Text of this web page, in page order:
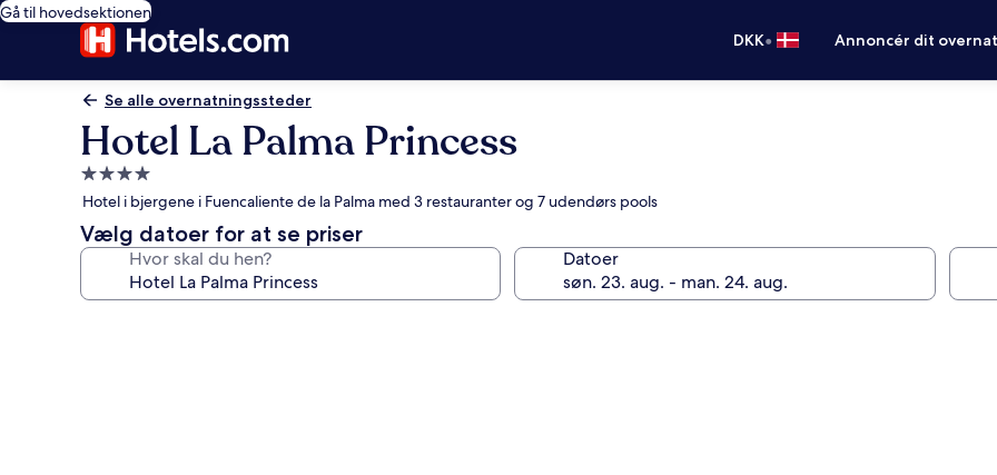
Gå til hovedsektionen
DKK• Annoncér dit
Se alle overnatningssteder
Hotel La Palma Princess
4.0-
stjernet
overnatningssted
Hotel i bjergene i Fuencaliente de la Palma med 3 restauranter og 7 udendørs pools
Vælg datoer for at se priser
Hvor skal du hen? Datoer